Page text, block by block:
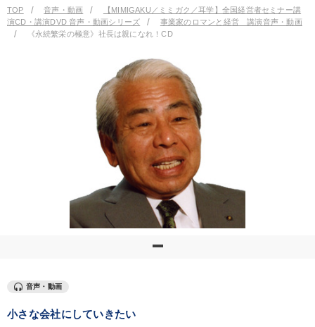
search 上記の条件で検索
全国経営者セミナー講演収録物（全1315タイトル）からお探しいただけ
優秀各社の智恵と戦略 事業家のロマンと経営
若手異才経営者の発想 専門家のアドバイス
リーダーの器量を学ぶ
経営戦略・経営実務
TOP 音声・動画
【MIMIGAKU／ミミガク／耳学】全国経営者セミナー講
演CD・講演DVD 音声・動画シリーズ
事業家のロマンと経営 講演音声・動画
《永続繁栄の極意》社長は親になれ！CD
音声・動画
小さな会社にしていきたい